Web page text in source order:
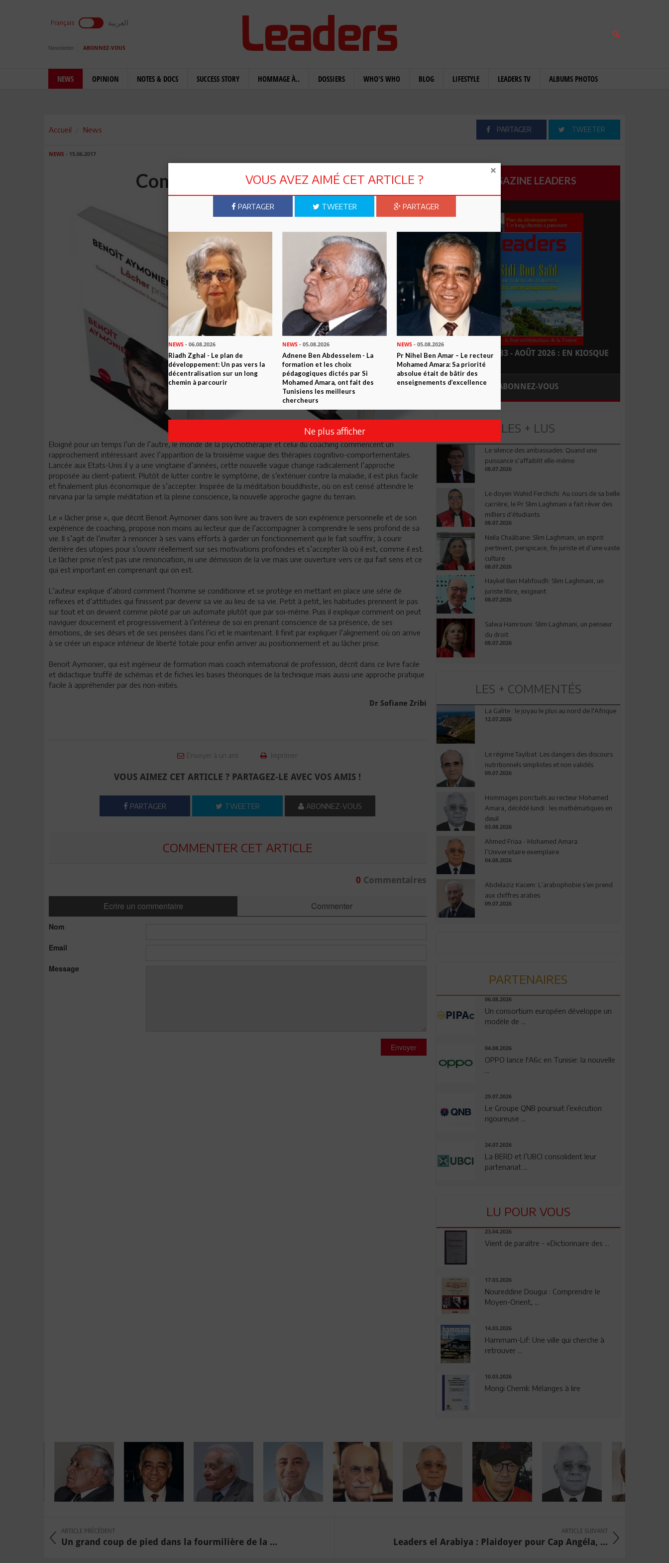
Français العربية
Newsletter ABONNEZ-VOUS
NEWS OPINION NOTES & DOCS SUCCESS STORY HOMMAGE À.. DOSSIERS WHO'S WHO BLOG LIFESTYLE LEADERS TV ALBUMS PHOTOS
Accueil News PARTAGER TWEETER
NEWS - 15.06.2017
Comment «lâcher prise»
Eloigné pour un temps l’un de l’autre, le monde de la psychothérapie et celui du coaching commencent un
rapprochement intéressant avec l’apparition de la troisième vague des thérapies cognitivo-comportementales.
Lancée aux Etats-Unis il y a une vingtaine d’années, cette nouvelle vague change radicalement l’approche
proposée au client-patient. Plutôt de lutter contre le symptôme, de s’exténuer contre la maladie, il est plus facile
et finalement plus économique de s’accepter. Inspirée de la méditation bouddhiste, où on est censé atteindre le
nirvana par la simple méditation et la pleine conscience, la nouvelle approche gagne du terrain.
Le « lâcher prise », que décrit Benoit Aymonier dans son livre au travers de son expérience personnelle et de son
expérience de coaching, propose non moins au lecteur que de l’accompagner à comprendre le sens profond de sa
vie. Il s’agit de l’inviter à renoncer à ses vains efforts à garder un fonctionnement qui le fait souffrir, à courir
derrière des utopies pour s’ouvrir réellement sur ses motivations profondes et s’accepter là où il est, comme il est.
Le lâcher prise n’est pas une renonciation, ni une démission de la vie mais une ouverture vers ce qui fait sens et ce
qui est important en comprenant qui on est.
L’auteur explique d’abord comment l’homme se conditionne et se protège en mettant en place une série de
reflexes et d’attitudes qui finissent par devenir sa vie au lieu de sa vie. Petit à petit, les habitudes prennent le pas
sur tout et on devient comme piloté par un automate plutôt que par soi-même. Puis il explique comment on peut
naviguer doucement et progressivement à l’intérieur de soi en prenant conscience de sa présence, de ses
émotions, de ses désirs et de ses pensées dans l’ici et le maintenant. Il finit par expliquer l’alignement où on arrive
à se créer un espace intérieur de liberté totale pour enfin arriver au positionnement et au lâcher prise.
Benoit Aymonier, qui est ingénieur de formation mais coach international de profession, décrit dans ce livre facile
et didactique truffé de schémas et de fiches les bases théoriques de la technique mais aussi une approche pratique
facile à appréhender par des non-initiés.
Dr Sofiane Zribi
Envoyer à un ami Imprimer
VOUS AIMEZ CET ARTICLE ? PARTAGEZ-LE AVEC VOS AMIS !
PARTAGER TWEETER ABONNEZ-VOUS
COMMENTER CET ARTICLE
0Commentaires
Ecrire un commentaire Commenter
Nom
Email
Message
Envoyer
MAGAZINE LEADERS
LEADERS N° 183 - AOÛT 2026 : EN KIOSQUE
ABONNEZ-VOUS
LES + LUS
Le silence des ambassades: Quand une
puissance s’affaiblit elle-même
08.07.2026
Le doyen Wahid Ferchichi: Au cours de sa belle
carrière, le Pr Slim Laghmani a fait rêver des
milliers d’étudiants
08.07.2026
Neila Chaâbane: Slim Laghmani, un esprit
pertinent, perspicace, fin juriste et d’une vaste
culture
08.07.2026
Haykel Ben Mahfoudh: Slim Laghmani, un
juriste libre, exigeant
08.07.2026
Salwa Hamrouni: Slim Laghmani, un penseur
du droit
08.07.2026
LES + COMMENTÉS
La Galite : le joyau le plus au nord de l'Afrique
12.07.2026
Le régime Tayibat: Les dangers des discours
nutritionnels simplistes et non validés
09.07.2026
Hommages ponctués au recteur Mohamed
Amara, décédé lundi : les mathématiques en
deuil
03.08.2026
Ahmed Friaa - Mohamed Amara:
l’Universitaire exemplaire
04.08.2026
Abdelaziz Kacem: L’arabophobie s’en prend
aux chiffres arabes
09.07.2026
PARTENAIRES
06.08.2026
Un consortium européen développe un
modèle de ...
04.08.2026
OPPO lance l'A6c en Tunisie: la nouvelle
29.07.2026
Le Groupe QNB poursuit l’exécution
rigoureuse ...
24.07.2026
La BERD et l’UBCI consolident leur
partenariat ...
LU POUR VOUS
23.04.2026
Vient de paraître - «Dictionnaire des ...
17.03.2026
Noureddine Dougui : Comprendre le
Moyen-Orient, ...
14.03.2026
Hammam-Lif: Une ville qui cherche à
retrouver ...
10.03.2026
Mongi Chemli: Mélanges à lire
ARTICLE PRÉCÉDENT
Un grand coup de pied dans la fourmilière de la ...
ARTICLE SUIVANT
Leaders el Arabiya : Plaidoyer pour Cap Angéla, ...
VOUS AVEZ AIMÉ CET ARTICLE ?
PARTAGER TWEETER PARTAGER
NEWS - 06.08.2026
Riadh Zghal - Le plan de
développement: Un pas vers la
décentralisation sur un long
chemin à parcourir
NEWS - 05.08.2026
Adnene Ben Abdesselem - La
formation et les choix
pédagogiques dictés par Si
Mohamed Amara, ont fait des
Tunisiens les meilleurs
chercheurs
NEWS- 05.08.2026
Pr Nihel Ben Amar – Le recteur
Mohamed Amara: Sa priorité
absolue était de bâtir des
enseignements d’excellence
Ne plus afficher